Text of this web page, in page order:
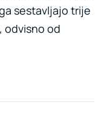
sestavljajo trije
odvisno od